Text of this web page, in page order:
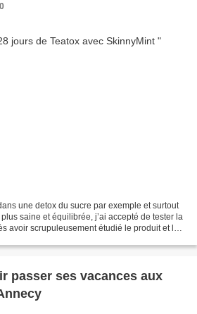
une detox du sucre par exemple et surtout
saine et équilibrée, j’ai accepté de tester la
avoir scrupuleusement étudié le produit et lu
passer ses vacances aux